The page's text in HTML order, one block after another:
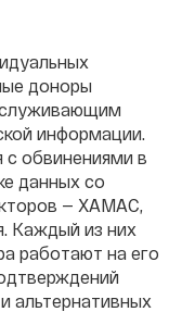
доноры
информации.
с обвинениями в
данных со
— ХАМАС,
Каждый из них
работают на его
альтернативных